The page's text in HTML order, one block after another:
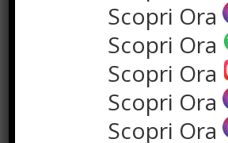
Per maggiori informazioni
gamma di servizi offerti da
tra cui l’installazione di
fotovoltaici a Modena,
altre città dell’Emilia
possibile visitare il sito web
dell’azienda all’indirizzo
Scopri Ora
Scopri Ora
Scopri Ora
Scopri Ora
Scopri Ora